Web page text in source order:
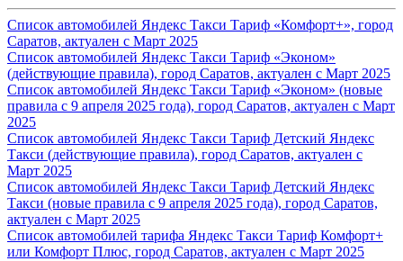
Список автомобилей Яндекс Такси Тариф «Комфорт+», город
Саратов, актуален с Март 2025
Список автомобилей Яндекс Такси Тариф «Эконом»
(действующие правила), город Саратов, актуален с Март 2025
Список автомобилей Яндекс Такси Тариф «Эконом» (новые
правила с 9 апреля 2025 года), город Саратов, актуален с Март
2025
Список автомобилей Яндекс Такси Тариф Детский Яндекс
Такси (действующие правила), город Саратов, актуален с
Март 2025
Список автомобилей Яндекс Такси Тариф Детский Яндекс
Такси (новые правила с 9 апреля 2025 года), город Саратов,
актуален с Март 2025
Список автомобилей тарифа Яндекс Такси Тариф Комфорт+
или Комфорт Плюс, город Саратов, актуален с Март 2025